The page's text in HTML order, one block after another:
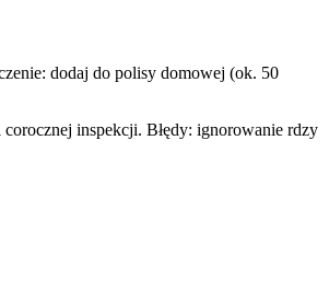
dodaj do polisy domowej (ok. 50
inspekcji. Błędy: ignorowanie rdzy